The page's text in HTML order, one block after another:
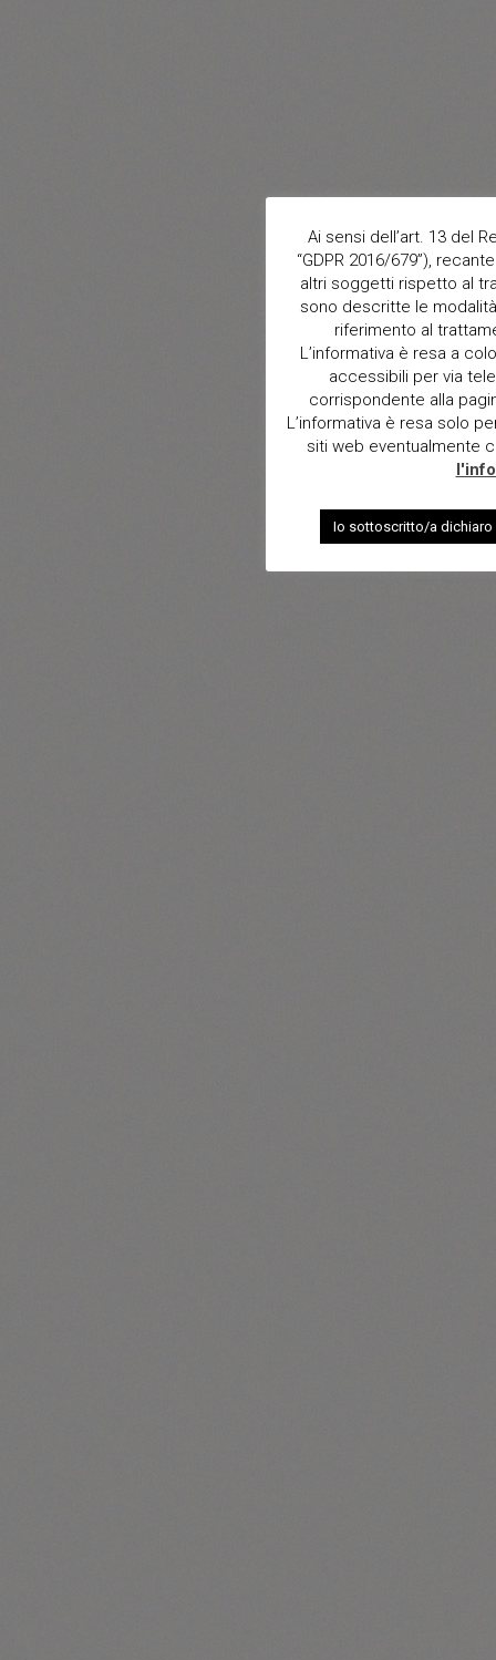
Ai sensi dell’art. 13 del
“GDPR 2016/679”),
altri soggetti rispetto al
sono descritte le
riferimento al
L’informativa è resa a
accessibili per via
corrispondente alla
L’informativa è resa solo
siti web eventualmente
Io sottoscritto/a dichiaro